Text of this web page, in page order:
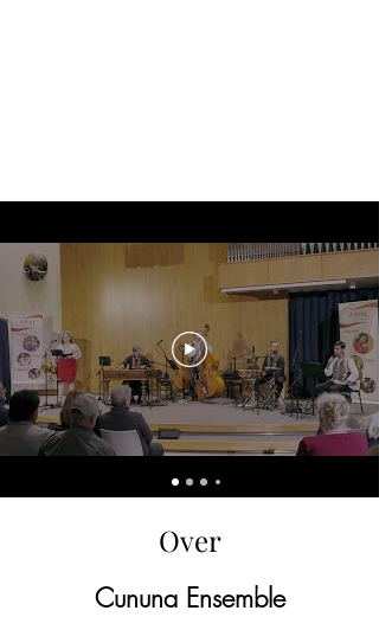
Over
Cununa Ensemble